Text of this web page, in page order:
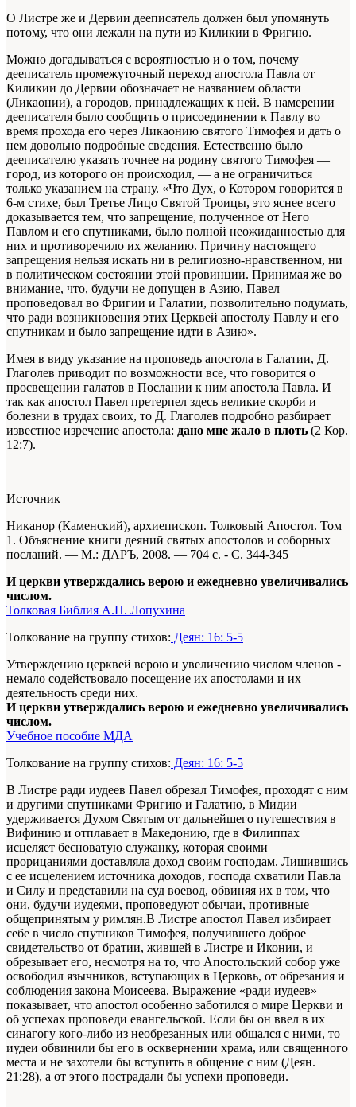
О Листре же и Дервии дееписатель должен был упомянуть
потому, что они лежали на пути из Киликии в Фригию.
Можно догадываться с вероятностью и о том, почему
дееписатель промежуточный переход апостола Павла от
Киликии до Дервии обозначает не названием области
(Ликаонии), а городов, принадлежащих к ней. В намерении
дееписателя было сообщить о присоединении к Павлу во
время прохода его через Ликаонию святого Тимофея и дать о
нем довольно подробные сведения. Естественно было
дееписателю указать точнее на родину святого Тимофея —
город, из которого он происходил, — а не ограничиться
только указанием на страну. «Что Дух, о Котором говорится в
6-м стихе, был Третье Лицо Святой Троицы, это яснее всего
доказывается тем, что запрещение, полученное от Него
Павлом и его спутниками, было полной неожиданностью для
них и противоречило их желанию. Причину настоящего
запрещения нельзя искать ни в религиозно-нравственном, ни
в политическом состоянии этой провинции. Принимая же во
внимание, что, будучи не допущен в Азию, Павел
проповедовал во Фригии и Галатии, позволительно подумать,
что ради возникновения этих Церквей апостолу Павлу и его
спутникам и было запрещение идти в Азию».
Имея в виду указание на проповедь апостола в Галатии, Д.
Глаголев приводит по возможности все, что говорится о
просвещении галатов в Послании к ним апостола Павла. И
так как апостол Павел претерпел здесь великие скорби и
болезни в трудах своих, то Д. Глаголев подробно разбирает
известное изречение апостола: дано мне жало в плоть (2 Кор.
12:7).
Источник
Никанор (Каменский), архиепископ. Толковый Апостол. Том
1. Объяснение книги деяний святых апостолов и соборных
посланий. — М.: ДАРЪ, 2008. — 704 с. - С. 344-345
И церкви утверждались верою и ежедневно увеличивались
числом.
Толковая Библия А.П. Лопухина
Толкование на группу стихов: Деян: 16: 5-5
Утверждению церквей верою и увеличению числом членов -
немало содействовало посещение их апостолами и их
деятельность среди них.
И церкви утверждались верою и ежедневно увеличивались
числом.
Учебное пособие МДА
Толкование на группу стихов: Деян: 16: 5-5
В Листре ради иудеев Павел обрезал Тимофея, проходят с ним
и другими спутниками Фригию и Галатию, в Мидии
удерживается Духом Святым от дальнейшего путешествия в
Вифинию и отплавает в Македонию, где в Филиппах
исцеляет бесноватую служанку, которая своими
прорицаниями доставляла доход своим господам. Лишившись
с ее исцелением источника доходов, господа схватили Павла
и Силу и представили на суд воевод, обвиняя их в том, что
они, будучи иудеями, проповедуют обычаи, противные
общепринятым у римлян.В Листре апостол Павел избирает
себе в число спутников Тимофея, получившего доброе
свидетельство от братии, жившей в Листре и Иконии, и
обрезывает его, несмотря на то, что Апостольский собор уже
освободил язычников, всту­пающих в Церковь, от обрезания и
соблюдения закона Моисеева. Выражение «ради иудеев»
показывает, что апостол особенно заботился о мире Церкви и
об успехах проповеди евангельской. Если бы он ввел в их
синагогу кого-либо из необрезанных или общался с ними, то
иудеи обвинили бы его в осквернении храма, или священного
места и не захотели бы вступить в общение с ним (Деян.
21:28), а от этого пострадали бы успехи проповеди.